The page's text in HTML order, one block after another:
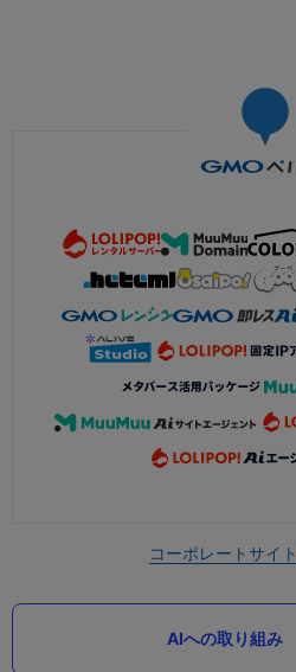
コーポレートサイト
AIへの取り組み